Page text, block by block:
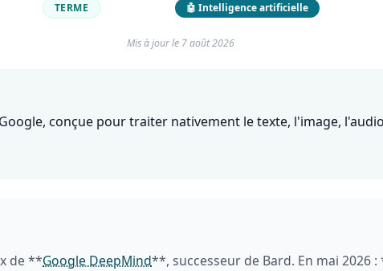
TERME 🤖 Intelligence artificielle
Mis à jour le 7 août 2026
conçue pour traiter nativement le texte, l'image,
de **Google DeepMind**, successeur de Bard. En mai